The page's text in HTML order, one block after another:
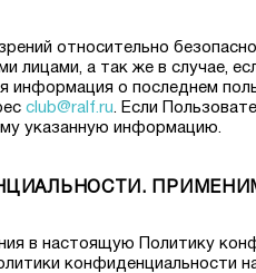
относительно
лицами, а так же в случае,
информация о последнем
club@ralf.ru. Если
указанную информацию.
в настоящую Политику
конфиденциальности